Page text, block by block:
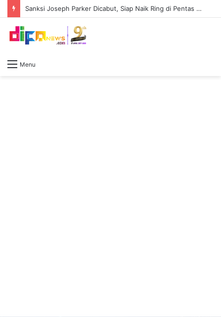
Sanksi Joseph Parker Dicabut, Siap Naik Ring di Pentas Tyson Fury Vs Anthony Joshua
Menu